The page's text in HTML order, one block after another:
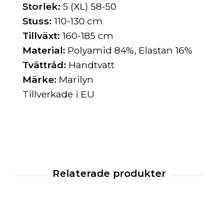
Storlek: 5 (XL) 58-50
Stuss: 110-130 cm
Tillväxt: 160-185 cm
Material: Polyamid 84%, Elastan 16%
Tvättråd: Handtvätt
Märke: Marilyn
Tillverkade i EU